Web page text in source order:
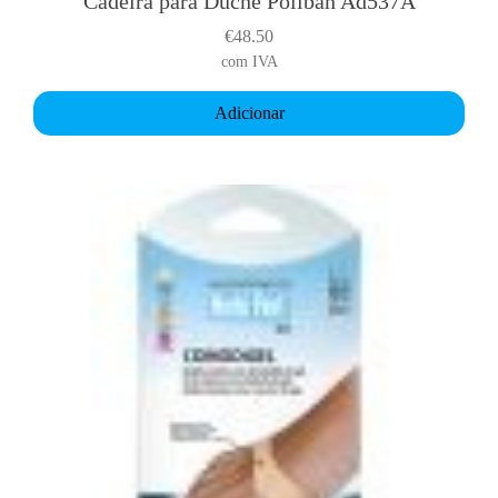
€48.50
com IVA
Adicionar